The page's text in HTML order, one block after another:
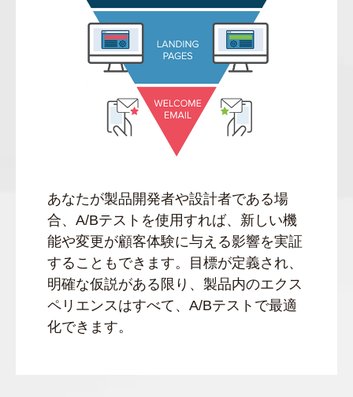
あなたが製品開発者や設計者である場
合、A/Bテストを使用すれば、新しい機
能や変更が顧客体験に与える影響を実証
することもできます。目標が定義され、
明確な仮説がある限り、製品内のエクス
ペリエンスはすべて、A/Bテストで最適
化できます。